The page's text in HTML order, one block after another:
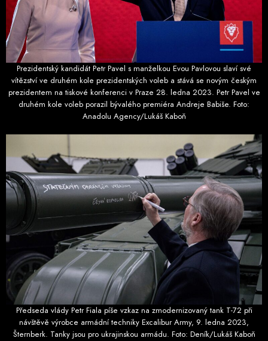
Prezidentský kandidát Petr Pavel s manželkou Evou Pavlovou slaví své
vítězství ve druhém kole prezidentských voleb a stává se novým českým
prezidentem na tiskové konferenci v Praze 28. ledna 2023. Petr Pavel ve
druhém kole voleb porazil bývalého premiéra Andreje Babiše. Foto:
Anadolu Agency/Lukáš Kaboň
Předseda vlády Petr Fiala píše vzkaz na zmodernizovaný tank T-72 při
návštěvě výrobce armádní techniky Excalibur Army, 9. ledna 2023,
Šternberk. Tanky jsou pro ukrajinskou armádu. Foto: Deník/Lukáš Kaboň